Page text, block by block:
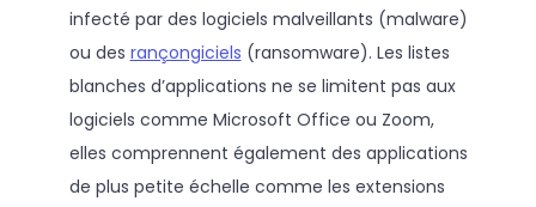
infecté par des logiciels malveillants (malware)
ou des rançongiciels (ransomware). Les listes
blanches d’applications ne se limitent pas aux
logiciels comme Microsoft Office ou Zoom,
elles comprennent également des applications
de plus petite échelle comme les extensions